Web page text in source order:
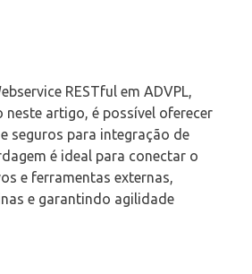
RESTful em ADVPL,
artigo, é possível oferecer
seguros para integração de
é ideal para conectar o
e ferramentas externas,
e garantindo agilidade